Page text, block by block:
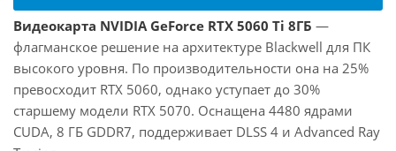
Видеокарта NVIDIA GeForce RTX 5060 Ti 8ГБ —
флагманское решение на архитектуре Blackwell для ПК
высокого уровня. По производительности она на 25%
превосходит RTX 5060, однако уступает до 30%
старшему модели RTX 5070. Оснащена 4480 ядрами
CUDA, 8 ГБ GDDR7, поддерживает DLSS 4 и Advanced Ray